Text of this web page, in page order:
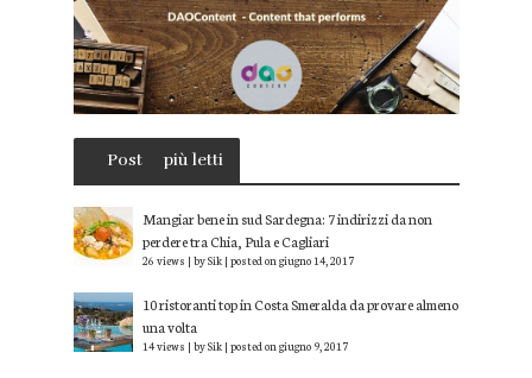
Post più letti
Mangiar bene in sud Sardegna: 7 indirizzi da non
perdere tra Chia, Pula e Cagliari
26 views |bySik |posted on giugno 14, 2017
10 ristoranti top in Costa Smeralda da provare almeno
una volta
14 views |bySik |posted on giugno 9, 2017